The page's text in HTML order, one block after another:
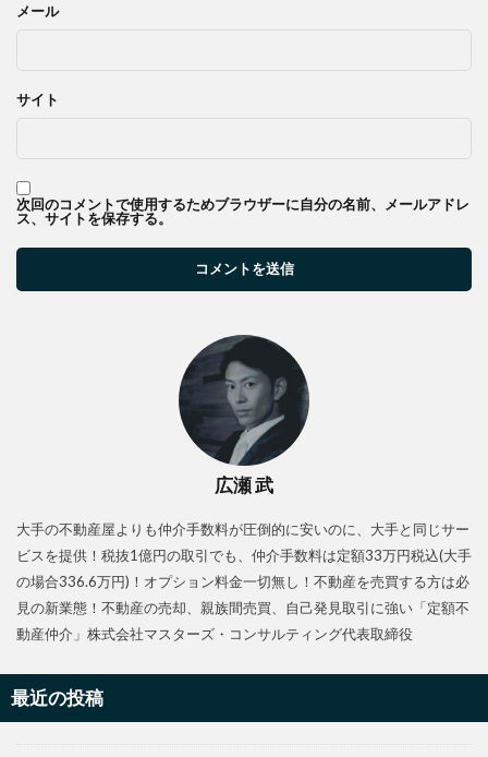
メール
サイト
次回のコメントで使用するためブラウザーに自分の名前、メールアドレ
ス、サイトを保存する。
広瀬 武
大手の不動産屋よりも仲介手数料が圧倒的に安いのに、大手と同じサー
ビスを提供！税抜1億円の取引でも、仲介手数料は定額33万円税込(大手
の場合336.6万円)！オプション料金一切無し！不動産を売買する方は必
見の新業態！不動産の売却、親族間売買、自己発見取引に強い「定額不
動産仲介」株式会社マスターズ・コンサルティング代表取締役
最近の投稿